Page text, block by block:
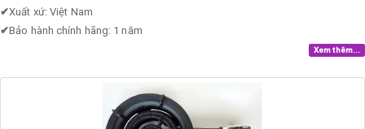
✔Xuất xứ: Việt Nam
✔Bảo hành chính hãng: 1 năm
Xem thêm...